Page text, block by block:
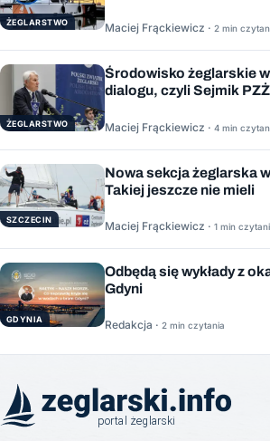
ŻEGLARSTWO Maciej Frąckiewicz · 2 min
ŻEGLARSTWO
Środowisko żeglarskie
dialogu, czyli Sejmik
Maciej Frąckiewicz · 4 min
SZCZECIN
Nowa sekcja żeglarska
Takiej jeszcze nie mieli
Maciej Frąckiewicz · 1 min
GDYNIA
Odbędą się wykłady z
Gdyni
Redakcja · 2 min czytania